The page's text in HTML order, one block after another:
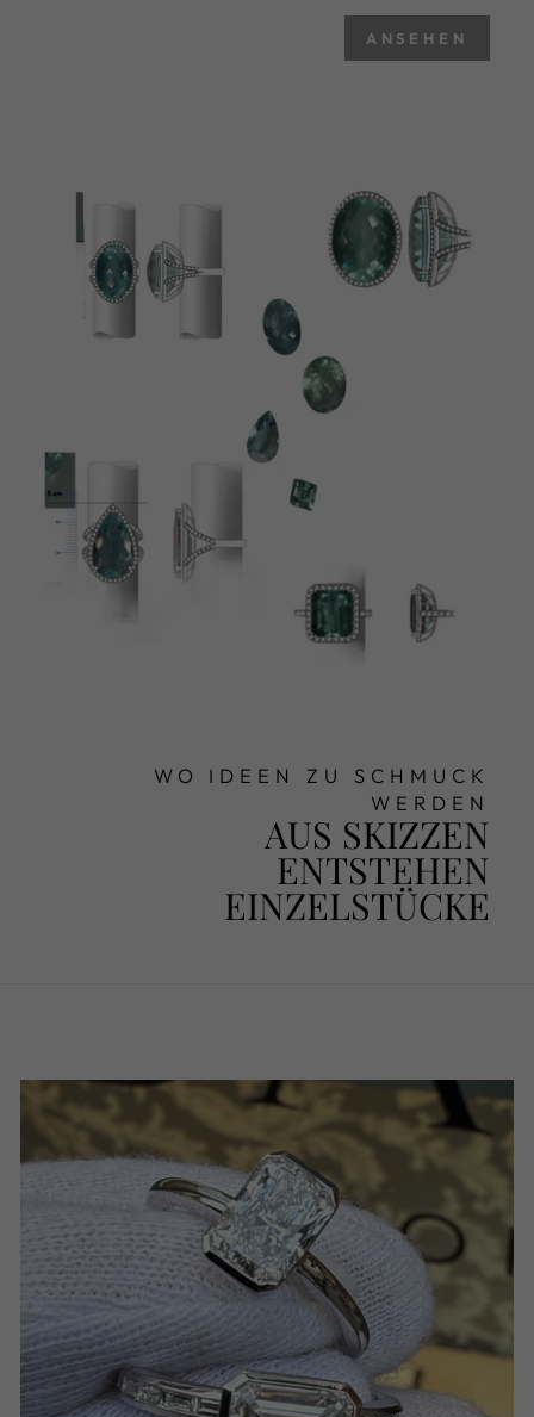
ANSEHEN
WO IDEEN ZU SCHMUCK
WERDEN
AUS SKIZZEN
ENTSTEHEN
EINZELSTÜCKE